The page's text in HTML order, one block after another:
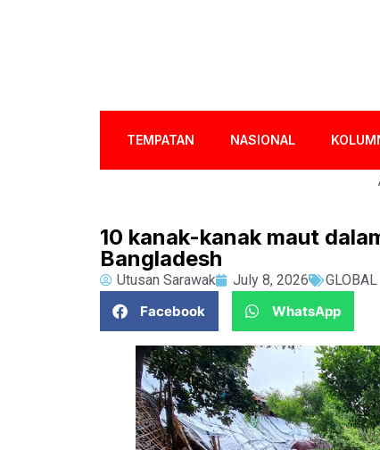
TEMPATAN NASIONAL
10 kanak-kanak maut
Bangladesh
Utusan Sarawak July 8, 2026
GLOBAL
Facebook
WhatsApp